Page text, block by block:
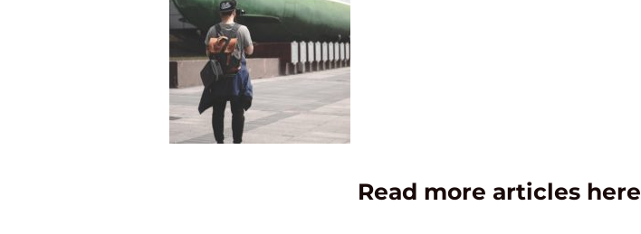
Read more articles here